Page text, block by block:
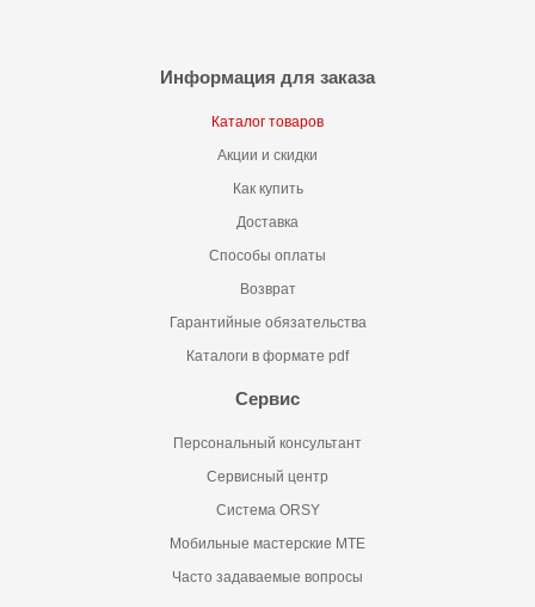
Информация для заказа
Каталог товаров
Акции и скидки
Как купить
Доставка
Способы оплаты
Возврат
Гарантийные обязательства
Каталоги в формате pdf
Сервис
Персональный консультант
Сервисный центр
Система ORSY
Мобильные мастерские MTE
Часто задаваемые вопросы